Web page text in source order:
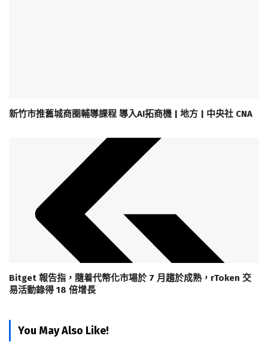
新竹市推舊城商圈輔導課程 導入AI拓商機 | 地方 | 中央社 CNA
Bitget 報告指，隨着代幣化市場於 7 月趨於成熟，rToken 交
易活動錄得 18 倍增長
You May Also Like!